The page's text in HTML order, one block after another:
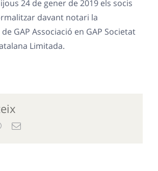
24 de gener de 2019 els socis
davant notari la
GAP Associació en GAP Societat
Limitada.
WhatsApp
Email